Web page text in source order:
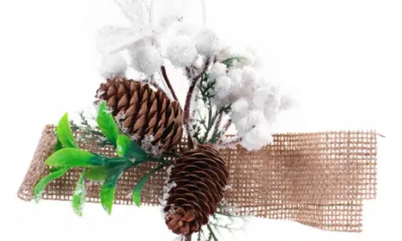
Articole ambalare
Articole bucatarie
Articole mobila
Articole organizare
Articole Sportive
Cutii postale
Electronice si electrocasnice